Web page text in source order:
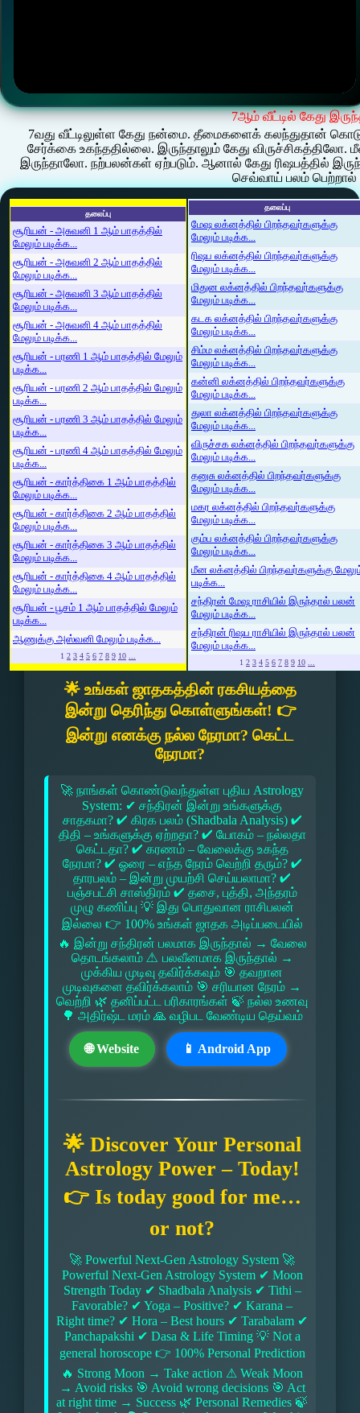
7ஆம் வீட்டில் கேது
7வது வீட்டிலுள்ள கேது நன்மை. தீமைகளைக் கலந்துதான்
சேர்க்கை உகந்ததில்லை. இருந்தாலும் கேது
இருந்தாலோ. நற்பலன்கள் ஏற்படும். ஆனால் கேது ரிஷபத்தில்
செவ்வாய் பலம் பெற்றால்
தலைப்பு
சூரியன் - அசுவனி 1 ஆம் பாதத்தில்
மேலும் படிக்க...
சூரியன் - அசுவனி 2 ஆம் பாதத்தில்
மேலும் படிக்க...
சூரியன் - அசுவனி 3 ஆம் பாதத்தில்
மேலும் படிக்க...
சூரியன் - அசுவனி 4 ஆம் பாதத்தில்
மேலும் படிக்க...
சூரியன் - பரணி 1 ஆம் பாதத்தில் மேலும்
படிக்க...
சூரியன் - பரணி 2 ஆம் பாதத்தில் மேலும்
படிக்க...
சூரியன் - பரணி 3 ஆம் பாதத்தில் மேலும்
படிக்க...
சூரியன் - பரணி 4 ஆம் பாதத்தில் மேலும்
படிக்க...
சூரியன் - கார்த்திகை 1 ஆம் பாதத்தில்
மேலும் படிக்க...
சூரியன் - கார்த்திகை 2 ஆம் பாதத்தில்
மேலும் படிக்க...
சூரியன் - கார்த்திகை 3 ஆம் பாதத்தில்
மேலும் படிக்க...
சூரியன் - கார்த்திகை 4 ஆம் பாதத்தில்
மேலும் படிக்க...
சூரியன் - பூசம் 1 ஆம் பாதத்தில் மேலும்
படிக்க...
ஆணுக்கு அஸ்வனி மேலும் படிக்க...
1 2 3 4 5 6 7 8 9 10 ...
தலைப்பு
மேஷ லக்னத்தில் பிறந்தவர்களுக்கு
மேலும் படிக்க...
ரிஷப லக்னத்தில் பிறந்தவர்களுக்கு
மேலும் படிக்க...
மிதுன லக்னத்தில் பிறந்தவர்களுக்கு
மேலும் படிக்க...
கடக லக்னத்தில் பிறந்தவர்களுக்கு
மேலும் படிக்க...
சிம்ம லக்னத்தில் பிறந்தவர்களுக்கு
மேலும் படிக்க...
கன்னி லக்னத்தில் பிறந்தவர்களுக்கு
மேலும் படிக்க...
துலா லக்னத்தில் பிறந்தவர்களுக்கு
மேலும் படிக்க...
விருச்சக லக்னத்தில் பிறந்தவர்களுக்கு
மேலும் படிக்க...
தனுசு லக்னத்தில் பிறந்தவர்களுக்கு
மேலும் படிக்க...
மகர லக்னத்தில் பிறந்தவர்களுக்கு
மேலும் படிக்க...
கும்ப லக்னத்தில் பிறந்தவர்களுக்கு
மேலும் படிக்க...
மீன லக்னத்தில் பிறந்தவர்களுக்கு
படிக்க...
சந்திரன் மேஷ ராசியில் இருந்தால் பலன்
மேலும் படிக்க...
சந்திரன் ரிஷப ராசியில் இருந்தால் பலன்
மேலும் படிக்க...
1 2 3 4 5 6 7 8 9 10 ...
🌟 உங்கள் ஜாதகத்தின் ரகசியத்தை
இன்று தெரிந்து கொள்ளுங்கள்! 👉
இன்று எனக்கு நல்ல நேரமா? கெட்ட
நேரமா?
🚀 நாங்கள் கொண்டுவந்துள்ள புதிய Astrology
System: ✔ சந்திரன் இன்று உங்களுக்கு
சாதகமா? ✔ கிரக பலம் (Shadbala Analysis) ✔
திதி – உங்களுக்கு ஏற்றதா? ✔ யோகம் – நல்லதா
கெட்டதா? ✔ கரணம் – வேலைக்கு உகந்த
நேரமா? ✔ ஓரை – எந்த நேரம் வெற்றி தரும்? ✔
தாரபலம் – இன்று முயற்சி செய்யலாமா? ✔
பஞ்சபட்சி சாஸ்திரம் ✔ தசை, புத்தி, அந்தரம்
முழு கணிப்பு 💡 இது பொதுவான ராசிபலன்
இல்லை 👉 100% உங்கள் ஜாதக அடிப்படையில்
🔥 இன்று சந்திரன் பலமாக இருந்தால் → வேலை
தொடங்கலாம் ⚠ பலவீனமாக இருந்தால் →
முக்கிய முடிவு தவிர்க்கவும் 🎯 தவறான
முடிவுகளை தவிர்க்கலாம் 🎯 சரியான நேரம் →
வெற்றி 🌿 தனிப்பட்ட பரிகாரங்கள் 🍃 நல்ல உணவு
🌳 அதிர்ஷ்ட மரம் 🙏 வழிபட வேண்டிய தெய்வம்
🌐 Website 📱 Android App
🌟 Discover Your Personal
Astrology Power – Today!
👉 Is today good for me…
or not?
🚀 Powerful Next-Gen Astrology System 🚀
Powerful Next-Gen Astrology System ✔ Moon
Strength Today ✔ Shadbala Analysis ✔ Tithi –
Favorable? ✔ Yoga – Positive? ✔ Karana –
Right time? ✔ Hora – Best hours ✔ Tarabalam ✔
Panchapakshi ✔ Dasa & Life Timing 💡 Not a
general horoscope 👉 100% Personal Prediction
🔥 Strong Moon → Take action ⚠ Weak Moon
→ Avoid risks 🎯 Avoid wrong decisions 🎯 Act
at right time → Success 🌿 Personal Remedies 🍃